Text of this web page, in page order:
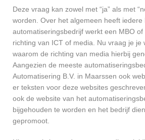
Deze vraag kan zowel met “ja” als met
worden. Over het algemeen heeft iedere
automatiseringsbedrijf werkt een MBO
richting van ICT of media. Nu vraag je je
waarom de richting van media hierbij
Aangezien de meeste
Automatisering B.V. in Maarssen ook
er teksten voor deze websites
ook de website van het
bijgehouden te worden en het bedrijf
gepromoot.